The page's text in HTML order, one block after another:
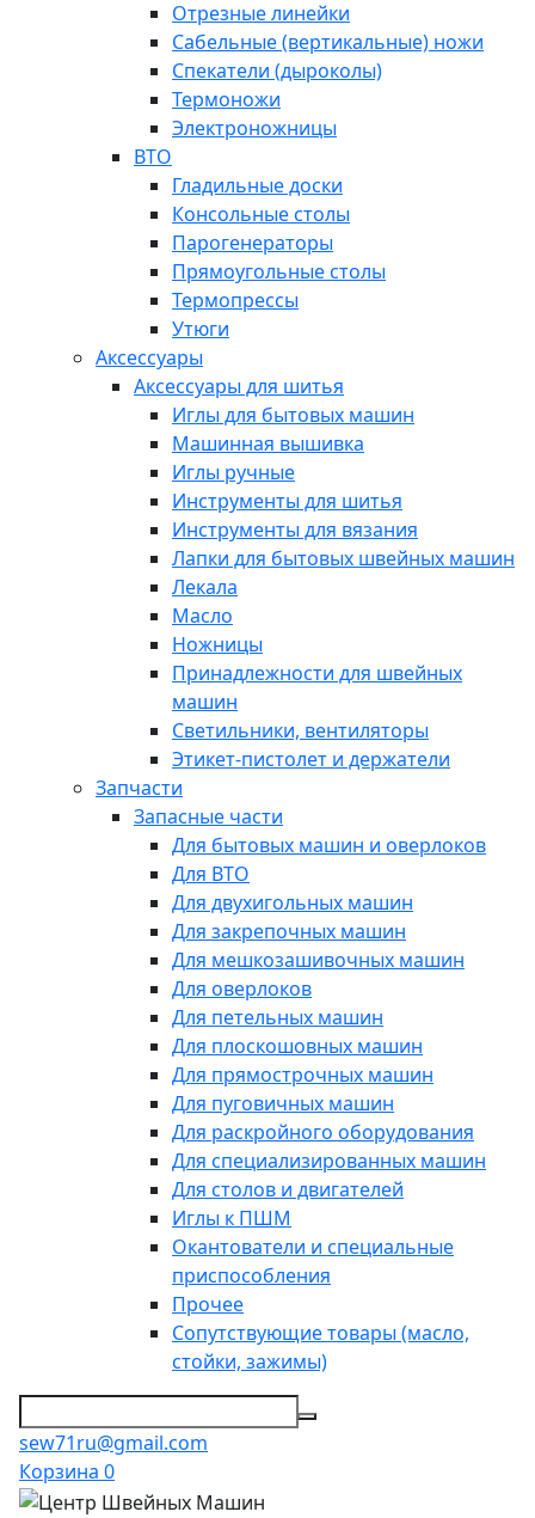
Отрезные линейки
Сабельные (вертикальные) ножи
Спекатели (дыроколы)
Термоножи
Электроножницы
ВТО
Гладильные доски
Консольные столы
Парогенераторы
Прямоугольные столы
Термопрессы
Утюги
Аксессуары
Аксессуары для шитья
Иглы для бытовых машин
Машинная вышивка
Иглы ручные
Инструменты для шитья
Инструменты для вязания
Лапки для бытовых швейных машин
Лекала
Масло
Ножницы
Принадлежности для швейных
машин
Светильники, вентиляторы
Этикет-пистолет и держатели
Запчасти
Запасные части
Для бытовых машин и оверлоков
Для ВТО
Для двухигольных машин
Для закрепочных машин
Для мешкозашивочных машин
Для оверлоков
Для петельных машин
Для плоскошовных машин
Для прямострочных машин
Для пуговичных машин
Для раскройного оборудования
Для специализированных машин
Для столов и двигателей
Иглы к ПШМ
Окантователи и специальные
приспособления
Прочее
Сопутствующие товары (масло,
стойки, зажимы)
sew71ru@gmail.com
Корзина 0